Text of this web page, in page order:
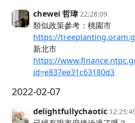
chewei 哲瑋 22:28:09
類似政策參考：桃園市
https://
新北市
https://
id=e837ee31c63180d3
2022-02-07
delightfullychaotic